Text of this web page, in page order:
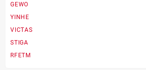
GEWO
YINHE
VICTAS
STIGA
RFETM